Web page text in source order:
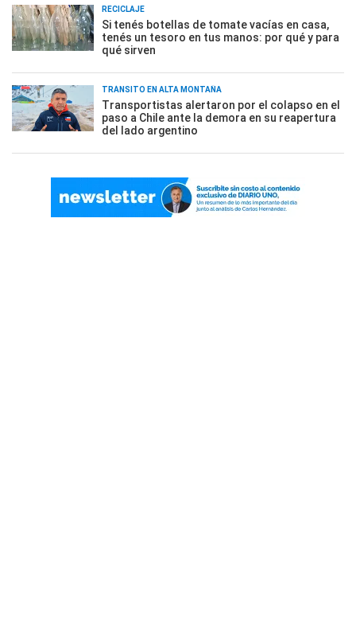
RECICLAJE
Si tenés botellas de tomate vacías en casa,
tenés un tesoro en tus manos: por qué y para
qué sirven
TRÁNSITO EN ALTA MONTAÑA
Transportistas alertaron por el colapso en el
paso a Chile ante la demora en su reapertura
del lado argentino